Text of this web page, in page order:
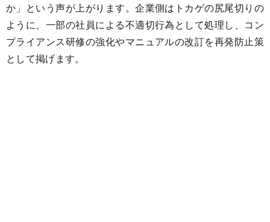
か」という声が上がります。企業側はトカゲの尻尾切りの
ように、一部の社員による不適切行為として処理し、コン
プライアンス研修の強化やマニュアルの改訂を再発防止策
として掲げます。